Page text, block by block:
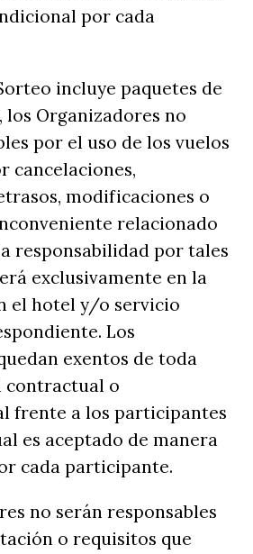
por cada
incluye paquetes de
Organizadores no
por el uso de los vuelos
cancelaciones,
modificaciones o
relacionado
responsabilidad por tales
exclusivamente en la
el hotel y/o servicio
Los
exentos de toda
contractual o
frente a los participantes
es aceptado de manera
cada participante.
no serán responsables
o requisitos que